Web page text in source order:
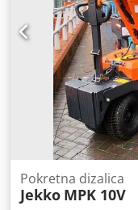
Pokretna dizalica
Jekko MPK 10V